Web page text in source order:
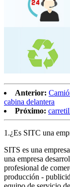
Anterior:
cabina delantera
Próximo:
1.¿Es SITC una
SITS es una
una empresa
profesional de
producción -